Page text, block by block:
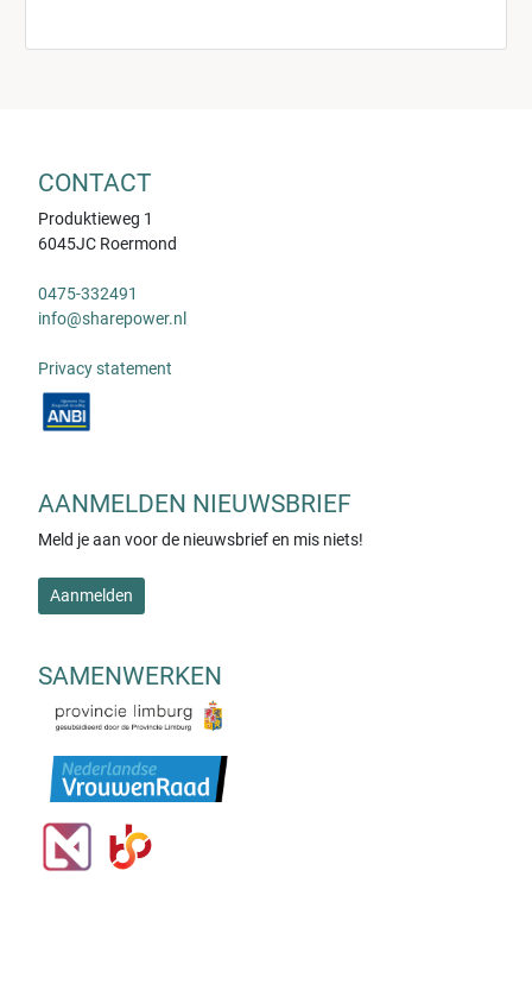
CONTACT
Produktieweg 1
6045JC Roermond
0475-332491
info@sharepower.nl
Privacy statement
AANMELDEN NIEUWSBRIEF
Meld je aan voor de nieuwsbrief en mis niets!
Aanmelden
SAMENWERKEN